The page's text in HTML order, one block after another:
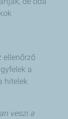
ellenőrző
a
hitelek
veszi a